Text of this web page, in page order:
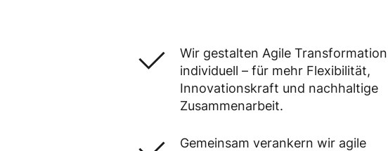
Wir gestalten Agile Transformation
individuell – für mehr Flexibilität,
Innovationskraft und nachhaltige
Zusammenarbeit.
Gemeinsam verankern wir agile